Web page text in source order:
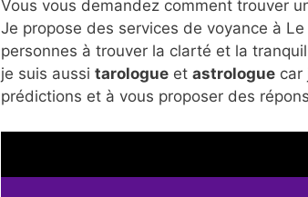
Vous vous demandez comment trouver
Je propose des services de voyance à
personnes à trouver la clarté et la
je suis aussi tarologue et astrologue car
prédictions et à vous proposer des